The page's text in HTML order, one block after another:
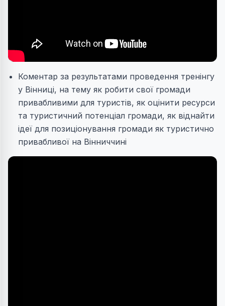
Коментар за результатами проведення тренінгу
у Вінниці, на тему як робити свої громади
привабливими для туристів, як оцінити ресурси
та туристичний потенціал громади, як віднайти
ідеї для позиціонування громади як туристично
привабливої на Вінниччині